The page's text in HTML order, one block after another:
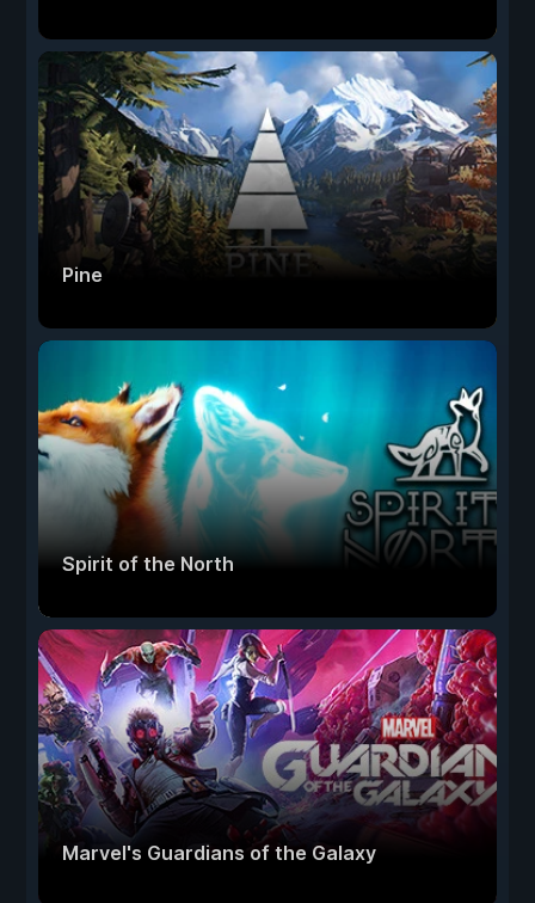
Pine
Spirit of the North
Marvel's Guardians of the Galaxy